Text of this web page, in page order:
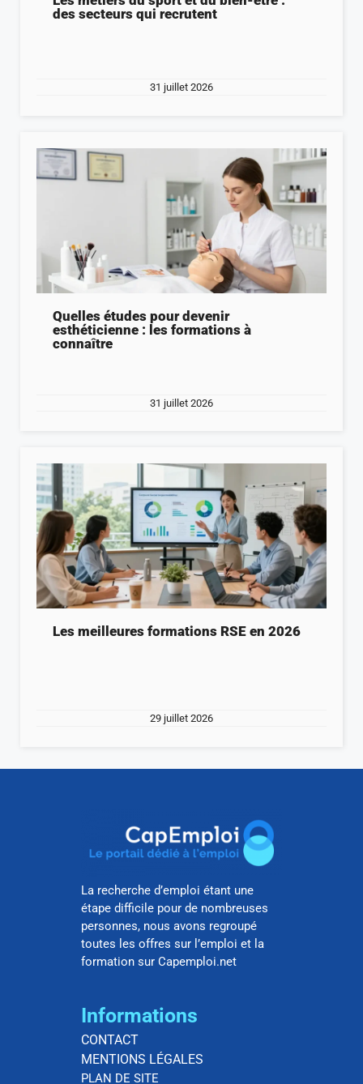
des secteurs qui recrutent
31 juillet 2026
Quelles études pour devenir
esthéticienne : les formations à
connaître
31 juillet 2026
Les meilleures formations RSE en 2026
29 juillet 2026
La recherche d’emploi étant une
étape difficile pour de nombreuses
personnes, nous avons regroupé
toutes les offres sur l’emploi et la
formation sur Capemploi.net
Informations
CONTACT
MENTIONS LÉGALES
PLAN DE SITE